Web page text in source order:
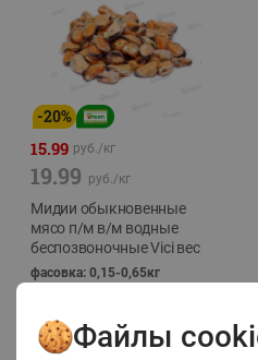
-20%
15.99 руб./кг
19.99 руб./кг
Мидии обыкновенные
мясо п/м в/м водные
беспозвоночные Vici вес
фасовка: 0,15-0,65кг
Файлы